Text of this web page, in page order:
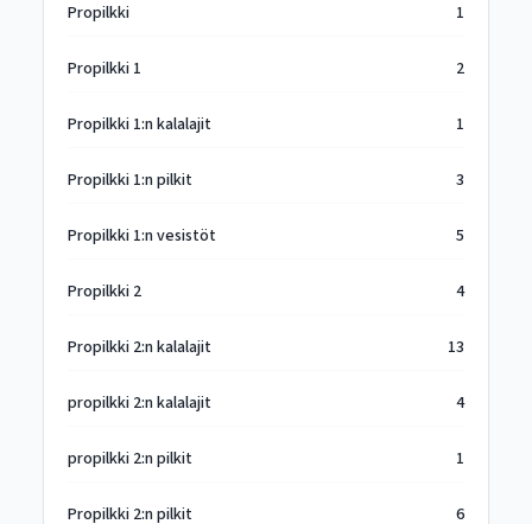
Propilkki 1
Propilkki 1 2
Propilkki 1:n kalalajit 1
Propilkki 1:n pilkit 3
Propilkki 1:n vesistöt 5
Propilkki 2 4
Propilkki 2:n kalalajit 13
propilkki 2:n kalalajit 4
propilkki 2:n pilkit 1
Propilkki 2:n pilkit 6